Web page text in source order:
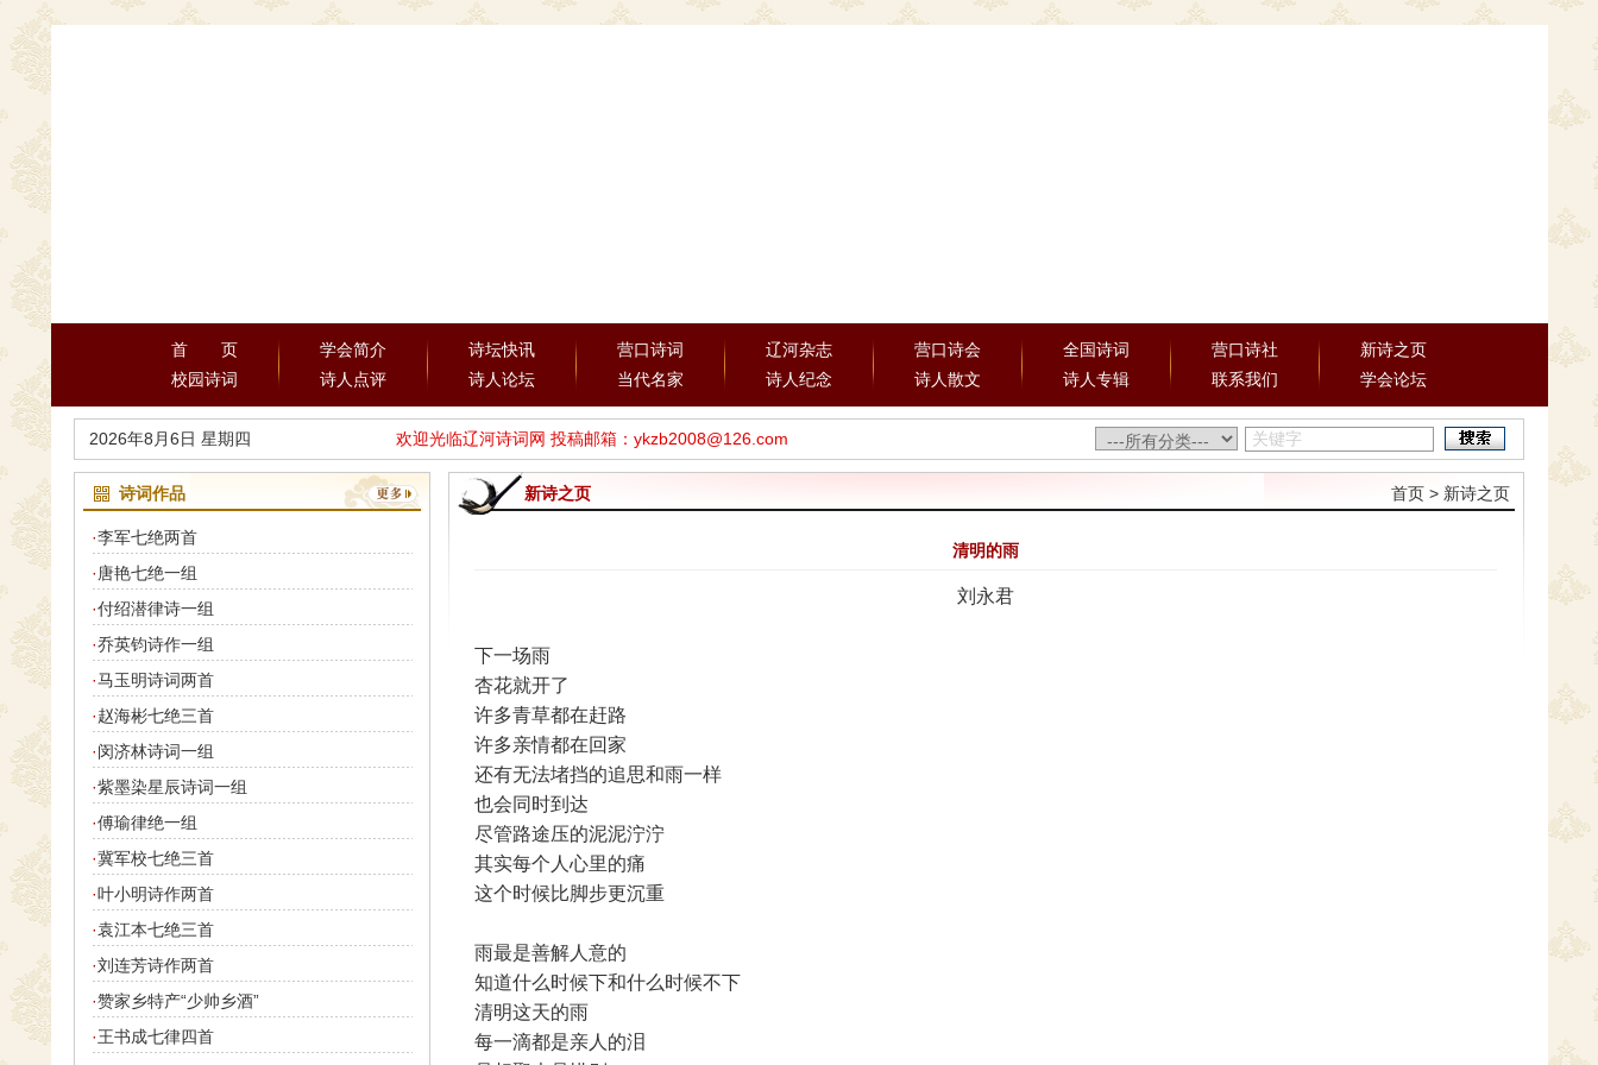
首 页
校园诗词
学会简介
诗人点评
诗坛快讯
诗人论坛
营口诗词
当代名家
辽河杂志
诗人纪念
营口诗会
诗人散文
全国诗词
诗人专辑
营口诗社
联系我们
新诗之页
学会论坛
2026年8月6日 星期四 欢迎光临辽河诗词网 投稿邮箱：ykzb2008@126.com
诗词作品
·李军七绝两首
· 唐艳七绝一组
·付绍潜律诗一组
·乔英钧诗作一组
·马玉明诗词两首
·赵海彬七绝三首
·闵济林诗词一组
·紫墨染星辰诗词一组
·傅瑜律绝一组
·冀军校七绝三首
·叶小明诗作两首
·袁江本七绝三首
·刘连芳诗作两首
·赞家乡特产“少帅乡酒”
·王书成七律四首
新诗之页 首页> 新诗之页
清明的雨
刘永君
下一场雨
杏花就开了
许多青草都在赶路
许多亲情都在回家
还有无法堵挡的追思和雨一样
也会同时到达
尽管路途压的泥泥泞泞
其实每个人心里的痛
这个时候比脚步更沉重
雨最是善解人意的
知道什么时候下和什么时候不下
清明这天的雨
每一滴都是亲人的泪